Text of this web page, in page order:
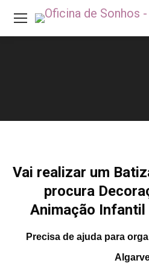
Vai realizar um
procura
Animação
Precisa de ajuda para